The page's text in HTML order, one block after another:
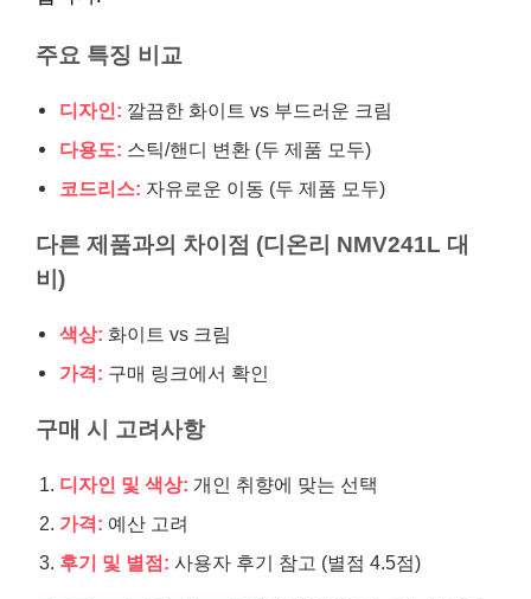
주요 특징 비교
디자인: 깔끔한 화이트 vs 부드러운 크림
다용도: 스틱/핸디 변환 (두 제품 모두)
코드리스: 자유로운 이동 (두 제품 모두)
다른 제품과의 차이점 (디온리 NMV241L 대
비)
색상: 화이트 vs 크림
가격: 구매 링크에서 확인
구매 시 고려사항
디자인 및 색상: 개인 취향에 맞는 선택
가격: 예산 고려
후기 및 별점: 사용자 후기 참고 (별점 4.5점)